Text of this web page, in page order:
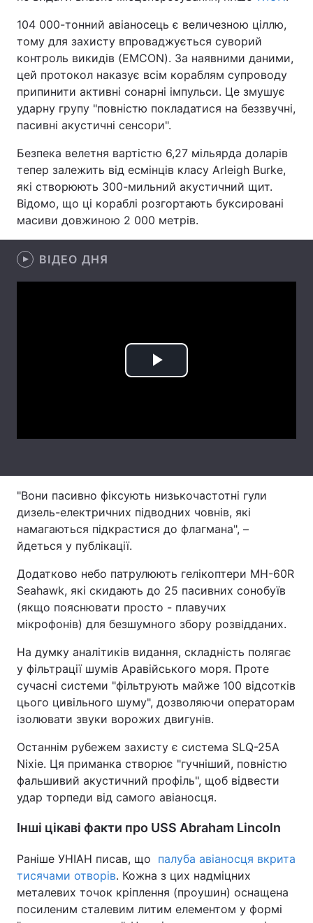
Техно і зв'язок Лайт
Зброя Інциденти
Здоров'я Туризм
Цікавинки Погода
Лонгріди
Відео з Youtube Статті
Інтерв'ю
Архів Вакансії
Тема оформлення
104 000-тонний авіаносець є величезною ціллю,
тому для захисту впроваджується суворий
контроль викидів (EMCON). За наявними даними,
цей протокол наказує всім кораблям супроводу
припинити активні сонарні імпульси. Це змушує
ударну групу "повністю покладатися на беззвучні,
пасивні акустичні сенсори".
Безпека велетня вартістю 6,27 мільярда доларів
тепер залежить від есмінців класу Arleigh Burke,
які створюють 300-мильний акустичний щит.
Відомо, що ці кораблі розгортають буксировані
масиви довжиною 2 000 метрів.
ВІДЕО ДНЯ
Play
"Вони пасивно фіксують низькочастотні гули
дизель-електричних підводних човнів, які
намагаються підкрастися до флагмана", –
йдеться у публікації.
Додатково небо патрулюють гелікоптери MH-60R
Seahawk, які скидають до 25 пасивних сонобуїв
(якщо пояснювати просто - плавучих
мікрофонів) для безшумного збору розвідданих.
На думку аналітиків видання, складність полягає
у фільтрації шумів Аравійського моря. Проте
сучасні системи "фільтрують майже 100 відсотків
цього цивільного шуму", дозволяючи операторам
ізолювати звуки ворожих двигунів.
Останнім рубежем захисту є система SLQ-25A
Nixie. Ця приманка створює "гучніший, повністю
фальшивий акустичний профіль", щоб відвести
удар торпеди від самого авіаносця.
Інші цікаві факти про USS Abraham Lincoln
Раніше УНІАН писав, що палуба авіаносця вкрита
тисячами отворів. Кожна з цих надміцних
металевих точок кріплення (проушин) оснащена
посиленим сталевим литим елементом у формі